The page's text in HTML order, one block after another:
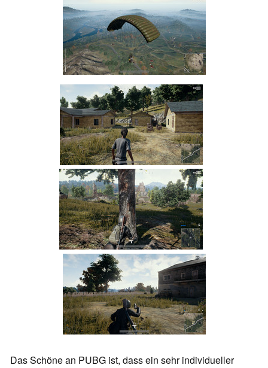
Das Schöne an PUBG ist, dass ein sehr individueller